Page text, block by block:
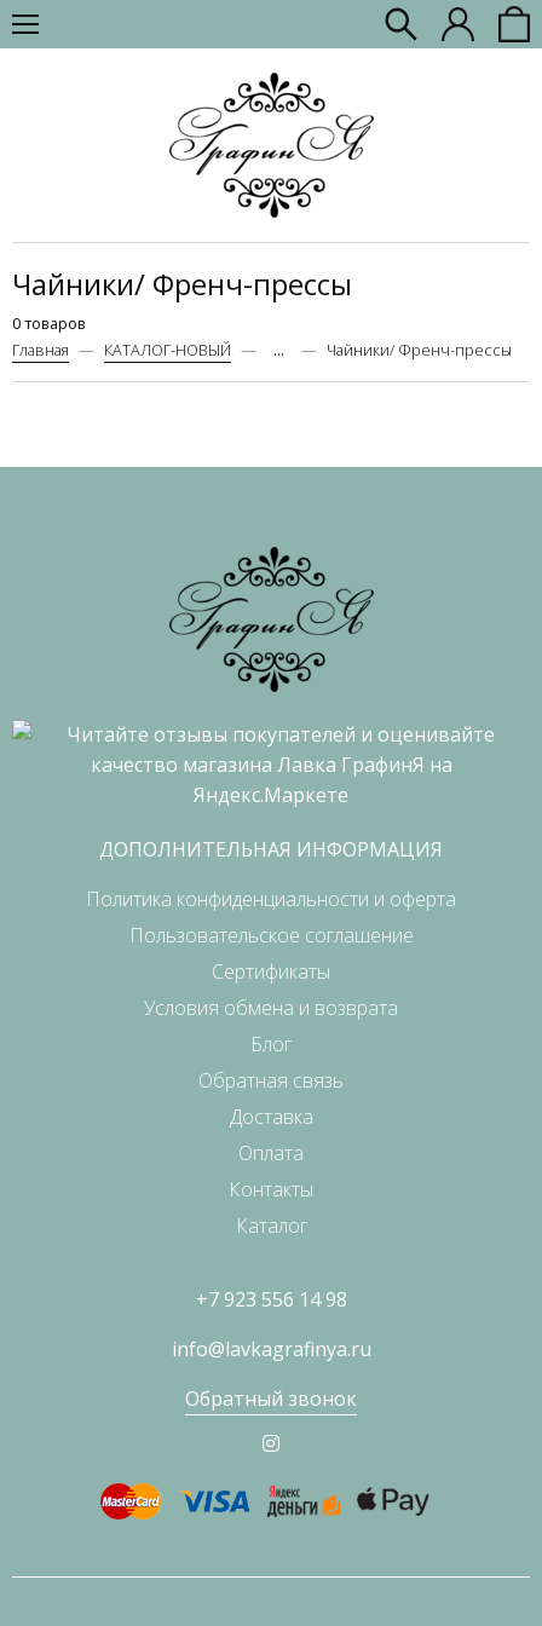
Чайники/ Френч-прессы
0 товаров
Главная
КАТАЛОГ-НОВЫЙ ... Чайники/ Френч-прессы
ДОПОЛНИТЕЛЬНАЯ ИНФОРМАЦИЯ
Политика конфиденциальности и оферта
Пользовательское соглашение
Сертификаты
Условия обмена и возврата
Блог
Обратная связь
Доставка
Оплата
Контакты
Каталог
+7 923 556 14 98
info@lavkagrafinya.ru
Обратный звонок